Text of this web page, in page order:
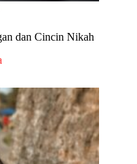
dan Cincin Nikah